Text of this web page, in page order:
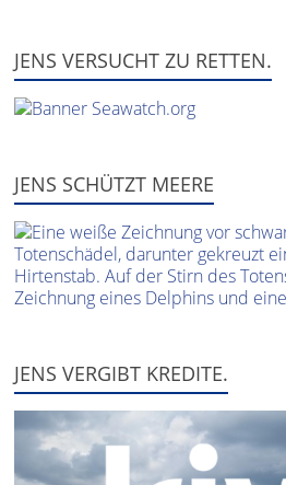
JENS VERSUCHT ZU RETTEN.
JENS SCHÜTZT MEERE
JENS VERGIBT KREDITE.